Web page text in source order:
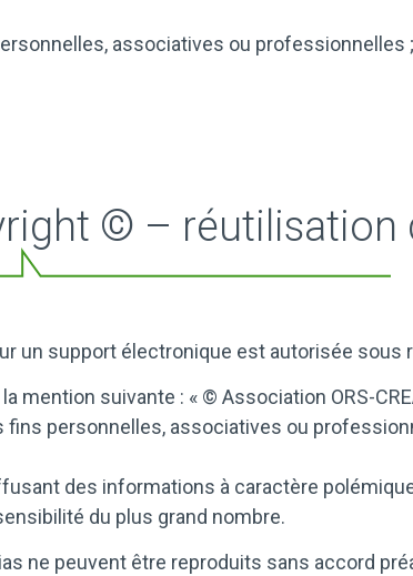
associatives ou
© – réutilisation
un support électronique est autorisée sous
mention suivante : « © Association ORS-
personnelles, associatives ou
des informations à caractère
du plus grand nombre.
ne peuvent être reproduits sans accord